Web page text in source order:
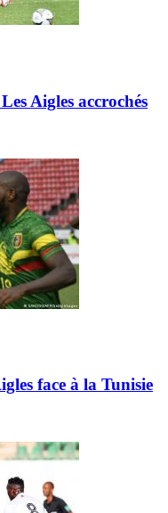
Aigles accrochés
face à la Tunisie